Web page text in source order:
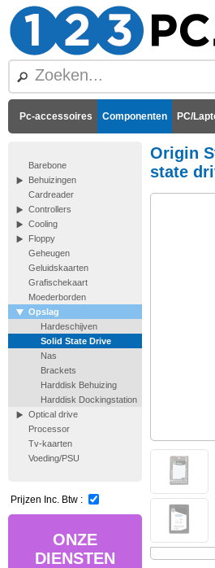
Pc-accessoires Componenten PC/
Barebone
Behuizingen
Cardreader
Controllers
Cooling
Floppy
Geheugen
Geluidskaarten
Grafischekaart
Moederborden
Opslag
Hardeschijven
Solid State Drive
Nas
Brackets
Harddisk Behuizing
Harddisk Dockingstation
Optical drive
Processor
Tv-kaarten
Voeding/PSU
Prijzen Inc. Btw :
ONZE
DIENSTEN
Origin
state